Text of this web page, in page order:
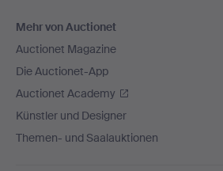
Mehr von Auctionet
Auctionet Magazine
Die Auctionet-App
Auctionet Academy
Künstler und Designer
Themen- und Saalauktionen